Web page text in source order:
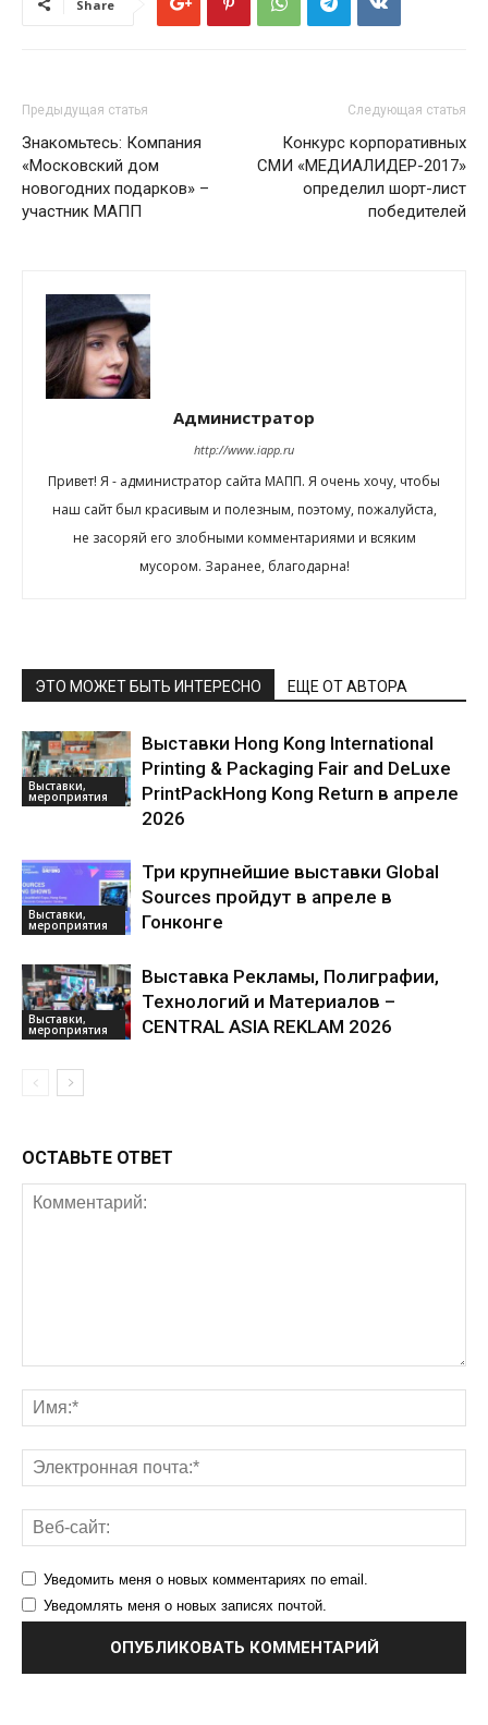
Share
Предыдущая статья
Знакомьтесь: Компания
«Московский дом
новогодних подарков» –
участник МАПП
Следующая статья
Конкурс корпоративных
СМИ «МЕДИАЛИДЕР-2017»
определил шорт-лист
победителей
Администратор
http://www.iapp.ru
Привет! Я - администратор сайта МАПП. Я очень хочу, чтобы
наш сайт был красивым и полезным, поэтому, пожалуйста,
не засоряй его злобными комментариями и всяким
мусором. Заранее, благодарна!
ЭТО МОЖЕТ БЫТЬ ИНТЕРЕСНО ЕЩЕ ОТ АВТОРА
Выставки,
мероприятия
Выставки Hong Kong International
Printing & Packaging Fair and DeLuxe
PrintPackHong Kong Return в апреле
2026
Выставки,
мероприятия
Три крупнейшие выставки Global
Sources пройдут в апреле в
Гонконге
Выставки,
мероприятия
Выставка Рекламы, Полиграфии,
Технологий и Материалов –
CENTRAL ASIA REKLAM 2026
ОСТАВЬТЕ ОТВЕТ
Уведомить меня о новых комментариях по email.
Уведомлять меня о новых записях почтой.